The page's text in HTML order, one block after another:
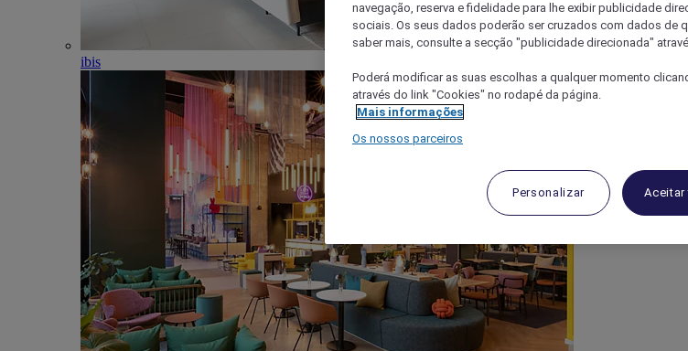
ibis
navegação, reserva e fidelidade para lhe exibir publicidade
sociais. Os seus dados poderão ser cruzados com dados de
saber mais, consulte a secção "publicidade direcionada"
Poderá modificar as suas escolhas a qualquer momento
através do link "Cookies" no rodapé da página.
Mais informações
Os nossos parceiros
Personalizar